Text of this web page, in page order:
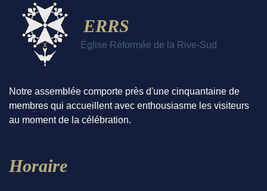
ERRS
Église Réformée de la Rive-Sud
Notre assemblée comporte près d'une cinquantaine de
membres qui accueillent avec enthousiasme les visiteurs
au moment de la célébration.
Horaire